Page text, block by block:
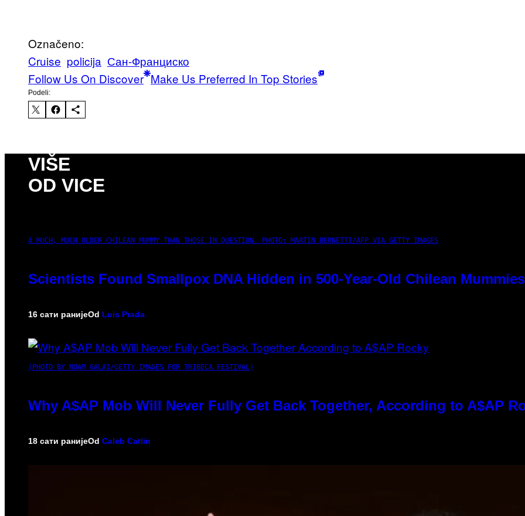
Označeno:
Cruise policija Сан-Франциско
Follow Us On Discover Make Us Preferred In Top Stories
Podeli:
VIŠE
OD VICE
A MUCH, MUCH OLDER CHILEAN MUMMY THAN THOSE IN QUESTION. PHOTO: MARTIN BERNETTI/AFP VIA GETTY IMAGES
Scientists Found Smallpox DNA Hidden in 500-Year-Old Chilean Mummies
16 сати ранијеOd Luis Prada
(PHOTO BY NOAM GALAI/GETTY IMAGES FOR TRIBECA FESTIVAL)
Why A$AP Mob Will Never Fully Get Back Together, According to A$AP
18 сати ранијеOd Caleb Catlin